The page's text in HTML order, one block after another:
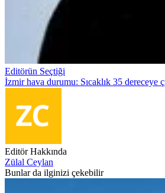
Editörün Seçtiği
İzmir hava durumu: Sıcaklık 35 dereceye
Editör Hakkında
Zülal Ceylan
Bunlar da ilginizi çekebilir